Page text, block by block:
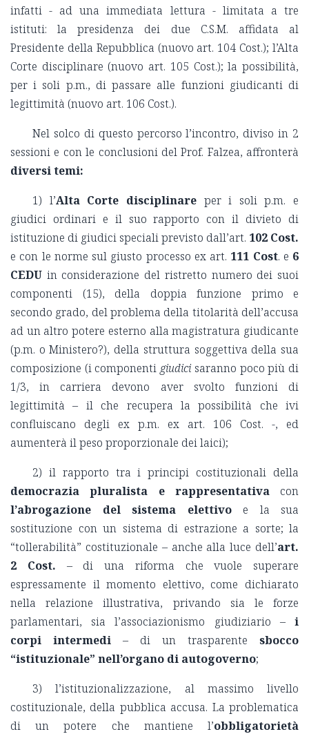
infatti - ad una immediata lettura - limitata a tre
istituti: la presidenza dei due C.S.M. affidata al
Presidente della Repubblica (nuovo art. 104 Cost.); l’Alta
Corte disciplinare (nuovo art. 105 Cost.); la possibilità,
per i soli p.m., di passare alle funzioni giudicanti di
legittimità (nuovo art. 106 Cost.).
Nel solco di questo percorso l’incontro, diviso in 2
sessioni e con le conclusioni del Prof. Falzea, affronterà
diversi temi:
1) l’Alta Corte disciplinare per i soli p.m. e
giudici ordinari e il suo rapporto con il divieto di
istituzione di giudici speciali previsto dall’art. 102 Cost.
e con le norme sul giusto processo ex art. 111 Cost. e 6
CEDU in considerazione del ristretto numero dei suoi
componenti (15), della doppia funzione primo e
secondo grado, del problema della titolarità dell’accusa
ad un altro potere esterno alla magistratura giudicante
(p.m. o Ministero?), della struttura soggettiva della sua
composizione (i componentigiudici saranno poco più di
1/3, in carriera devono aver svolto funzioni di
legittimità – il che recupera la possibilità che ivi
confluiscano degli ex p.m. ex art. 106 Cost. -, ed
aumenterà il peso proporzionale dei laici);
2) il rapporto tra i principi costituzionali della
democrazia pluralista e rappresentativacon
l’abrogazione del sistema elettivoe la sua
sostituzione con un sistema di estrazione a sorte; la
“tollerabilità” costituzionale – anche alla luce dell’art.
2 Cost. – di una riforma che vuole superare
espressamente il momento elettivo, come dichiarato
nella relazione illustrativa, privando sia le forze
parlamentari, sia l’associazionismo giudiziario – i
corpi intermedi – di un trasparente sbocco
“istituzionale” nell’organo di autogoverno;
3) l’istituzionalizzazione, al massimo livello
costituzionale, della pubblica accusa. La problematica
di un potere che mantiene l’obbligatorietà